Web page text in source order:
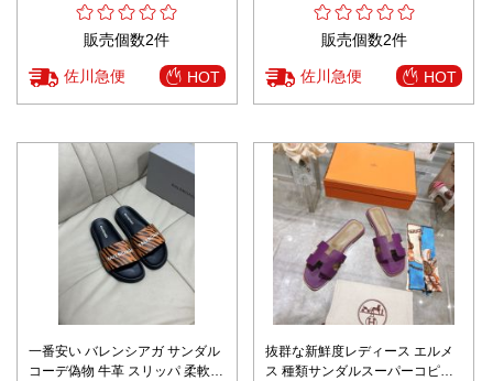
販売個数2件
佐川急便 HOT
販売個数2件
佐川急便 HOT
一番安い バレンシアガ サンダル
コーデ偽物 牛革 スリッパ 柔軟
抜群な新鮮度レディース エルメ
ス 種類サンダルスーパーコピー